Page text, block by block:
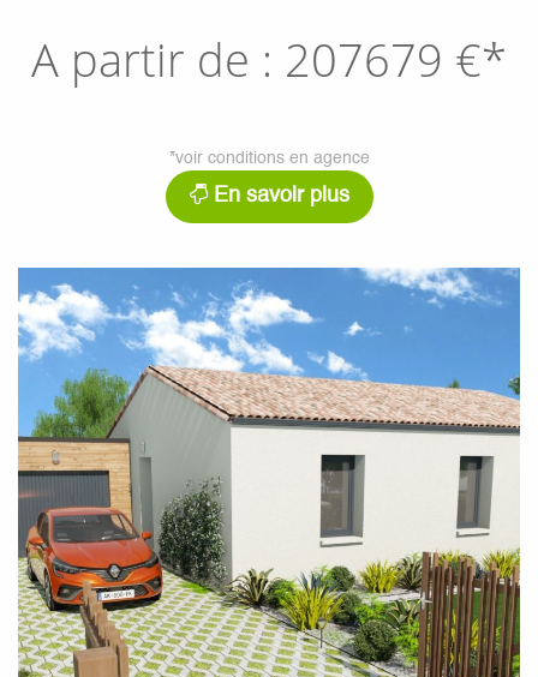
A partir de : 207679 €*
*voir conditions en agence
En savoir plus